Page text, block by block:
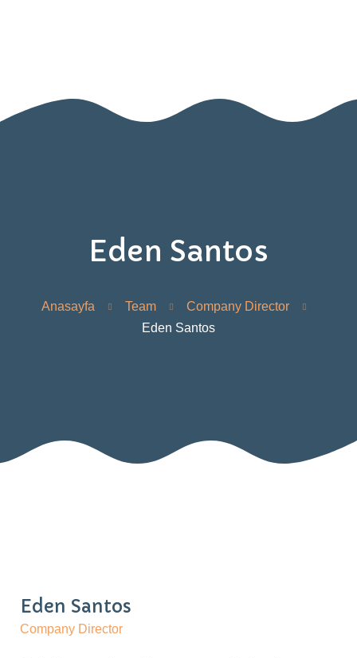
Hakkımızda
Eden Santos
Anasayfa Team
Company Director
Eden Santos
Eden Santos
Company Director